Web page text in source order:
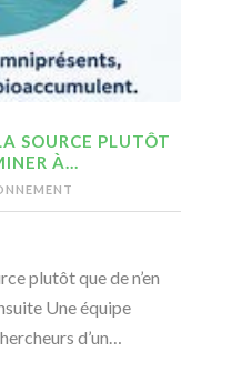
SOURCE PLUTÔT
À…
plutôt que de n’en
Une équipe
d’un…